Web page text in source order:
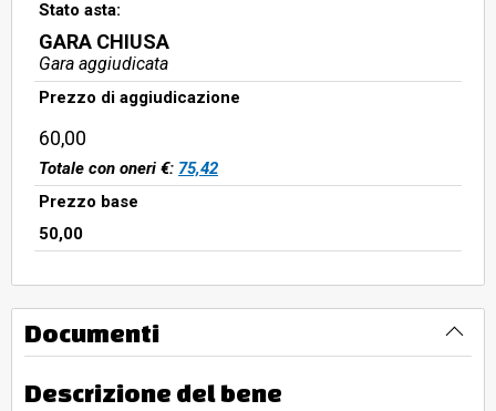
Stato asta:
GARA CHIUSA
Gara aggiudicata
Prezzo di aggiudicazione
60,00
Totale con oneri €: 75,42
Prezzo base
50,00
Documenti
Descrizione del bene